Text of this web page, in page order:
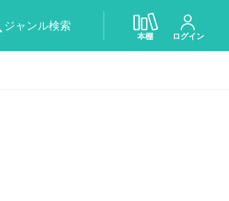
ジャンル検索
本棚 ログイン